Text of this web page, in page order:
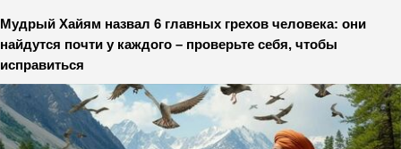
Мудрый Хайям назвал 6 главных грехов человека: они
найдутся почти у каждого – проверьте себя, чтобы
исправиться